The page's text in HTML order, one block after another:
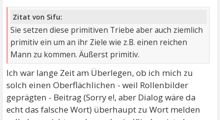
Zitat von Sifu:
Sie setzen diese primitiven Triebe aber auch ziemlich
primitiv ein um an ihr Ziele wie z.B. einen reichen
Mann zu kommen. Äußerst primitiv.
Ich war lange Zeit am Überlegen, ob ich mich zu
solch einen Oberflächlichen - weil Rollenbilder
geprägten - Beitrag (Sorry e!, aber Dialog wäre da
echt das falsche Wort) überhaupt zu Wort melden